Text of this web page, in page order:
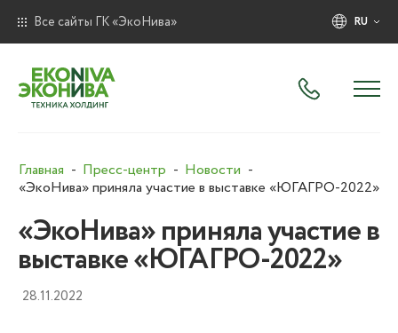
Все сайты ГК «ЭкоНива» RU
Главная Пресс-центр
Новости
«ЭкоНива» приняла участие в выставке «ЮГАГРО-2022»
«ЭкоНива» приняла участие в
выставке «ЮГАГРО-2022»
28.11.2022